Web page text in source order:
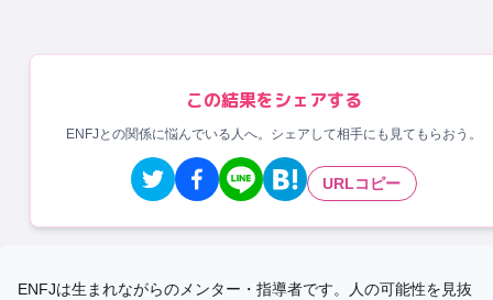
この結果をシェアする
ENFJとの関係に悩んでいる人へ。シェアして相手にも見てもらおう。
URLコピー
ENFJは生まれながらのメンター・指導者です。人の可能性を見抜